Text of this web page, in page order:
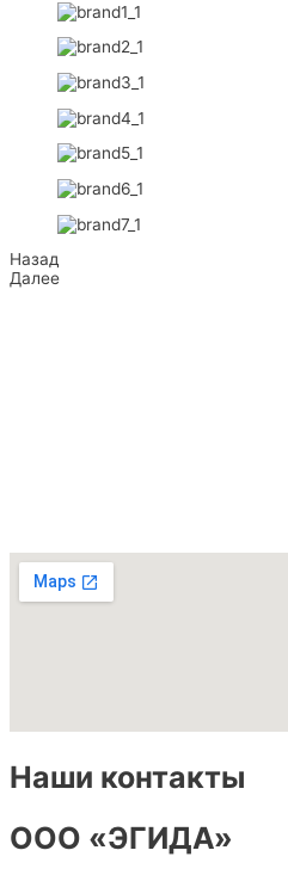
Назад
Далее
Наши контакты
ООО «ЭГИДА»